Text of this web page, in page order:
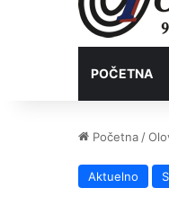
POČETNA
Početna /
Aktuelno